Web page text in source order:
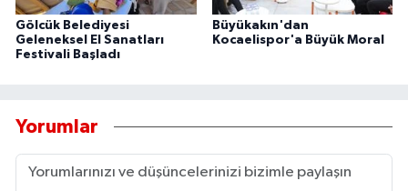
Gölcük Belediyesi
Geleneksel El Sanatları
Festivali Başladı
Büyükakın'dan
Kocaelispor'a Büyük Moral
Yorumlar